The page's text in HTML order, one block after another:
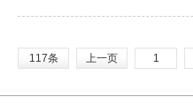
117条 上一页 1